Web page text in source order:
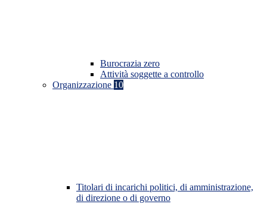
Burocrazia zero
Attività soggette a controllo
Organizzazione 10
Titolari di incarichi politici, di amministrazione,
di direzione o di governo